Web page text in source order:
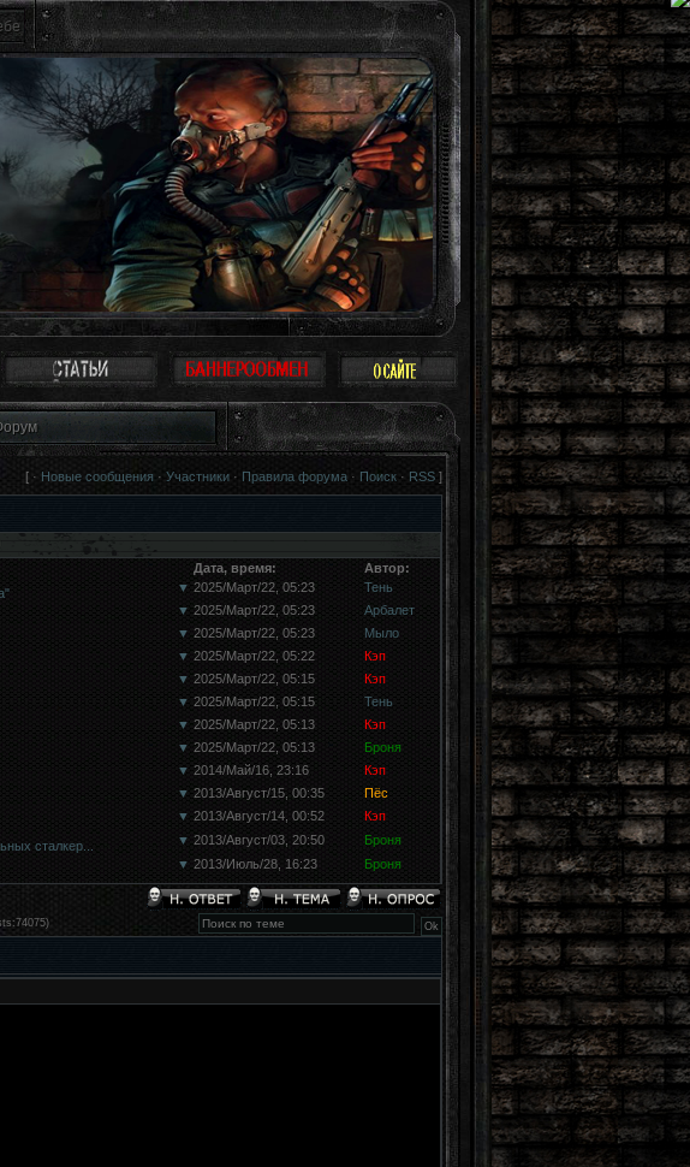
ты свободен как птица. Можно не воспринимать Зону всерьез, многие так и поступают:
[ · Новые сообщения · Участники · Правила форума · Поиск · RSS ]
Дата, время:
Автор:
▼ 2025/Март/22, 05:23
Тень
▼ 2025/Март/22, 05:23
Арбалет
▼ 2025/Март/22, 05:23
Мыло
▼ 2025/Март/22, 05:22
Кэп
▼ 2025/Март/22, 05:15
Кэп
▼ 2025/Март/22, 05:15
Тень
▼ 2025/Март/22, 05:13
Кэп
▼ 2025/Март/22, 05:13
Броня
▼ 2014/Май/16, 23:16
Кэп
▼ 2013/Август/15, 00:35
Пёс
▼ 2013/Август/14, 00:52 Кэп
сталкер... ▼ 2013/Август/03, 20:50 Броня
▼ 2013/Июль/28, 16:23 Броня